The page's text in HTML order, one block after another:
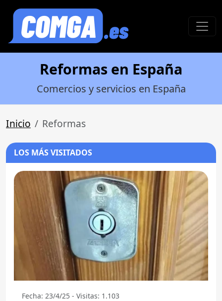
Reformas en España
Comercios y servicios en España
Inicio Reformas
LOS MÁS VISITADOS
Fecha: 23/4/25 - Visitas: 1.103